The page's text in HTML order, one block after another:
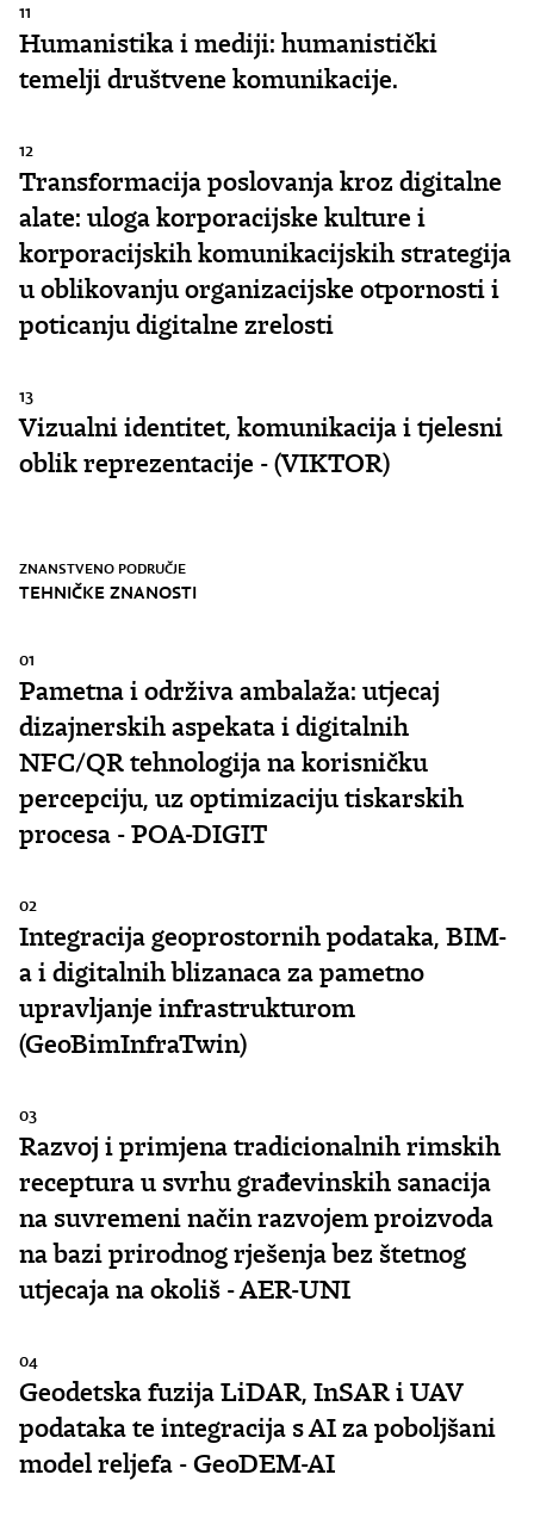
11
Humanistika i mediji: humanistički
temelji društvene komunikacije.
12
Transformacija poslovanja kroz digitalne
alate: uloga korporacijske kulture i
korporacijskih komunikacijskih strategija
u oblikovanju organizacijske otpornosti i
poticanju digitalne zrelosti
13
Vizualni identitet, komunikacija i tjelesni
oblik reprezentacije - (VIKTOR)
ZNANSTVENO PODRUČJE
TEHNIČKE ZNANOSTI
01
Pametna i održiva ambalaža: utjecaj
dizajnerskih aspekata i digitalnih
NFC/QR tehnologija na korisničku
percepciju, uz optimizaciju tiskarskih
procesa - POA-DIGIT
02
Integracija geoprostornih podataka, BIM-
a i digitalnih blizanaca za pametno
upravljanje infrastrukturom
(GeoBimInfraTwin)
03
Razvoj i primjena tradicionalnih rimskih
receptura u svrhu građevinskih sanacija
na suvremeni način razvojem proizvoda
na bazi prirodnog rješenja bez štetnog
utjecaja na okoliš - AER-UNI
04
Geodetska fuzija LiDAR, InSAR i UAV
podataka te integracija s AI za poboljšani
model reljefa - GeoDEM-AI